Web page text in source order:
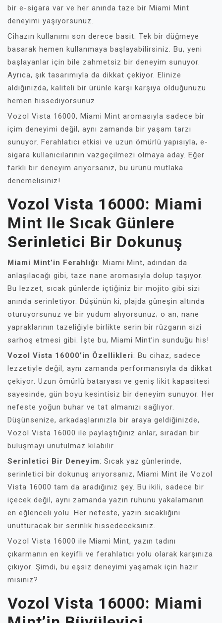
bir e-sigara var ve her anında taze bir Miami Mint
deneyimi yaşıyorsunuz.
Cihazın kullanımı son derece basit. Tek bir düğmeye
basarak hemen kullanmaya başlayabilirsiniz. Bu, yeni
başlayanlar için bile zahmetsiz bir deneyim sunuyor.
Ayrıca, şık tasarımıyla da dikkat çekiyor. Elinize
aldığınızda, kaliteli bir ürünle karşı karşıya olduğunuzu
hemen hissediyorsunuz.
Vozol Vista 16000, Miami Mint aromasıyla sadece bir
içim deneyimi değil, aynı zamanda bir yaşam tarzı
sunuyor. Ferahlatıcı etkisi ve uzun ömürlü yapısıyla, e-
sigara kullanıcılarının vazgeçilmezi olmaya aday. Eğer
farklı bir deneyim arıyorsanız, bu ürünü mutlaka
denemelisiniz!
Vozol Vista 16000: Miami
Mint Ile Sıcak Günlere
Serinletici Bir Dokunuş
Miami Mint’in Ferahlığı: Miami Mint, adından da
anlaşılacağı gibi, taze nane aromasıyla dolup taşıyor.
Bu lezzet, sıcak günlerde içtiğiniz bir mojito gibi sizi
anında serinletiyor. Düşünün ki, plajda güneşin altında
oturuyorsunuz ve bir yudum alıyorsunuz; o an, nane
yapraklarının tazeliğiyle birlikte serin bir rüzgarın sizi
sarhoş etmesi gibi. İşte bu, Miami Mint’in sunduğu his!
Vozol Vista 16000’in Özellikleri: Bu cihaz, sadece
lezzetiyle değil, aynı zamanda performansıyla da dikkat
çekiyor. Uzun ömürlü bataryası ve geniş likit kapasitesi
sayesinde, gün boyu kesintisiz bir deneyim sunuyor. Her
nefeste yoğun buhar ve tat almanızı sağlıyor.
Düşünsenize, arkadaşlarınızla bir araya geldiğinizde,
Vozol Vista 16000 ile paylaştığınız anlar, sıradan bir
buluşmayı unutulmaz kılabilir.
Serinletici Bir Deneyim: Sıcak yaz günlerinde,
serinletici bir dokunuş arıyorsanız, Miami Mint ile Vozol
Vista 16000 tam da aradığınız şey. Bu ikili, sadece bir
içecek değil, aynı zamanda yazın ruhunu yakalamanın
en eğlenceli yolu. Her nefeste, yazın sıcaklığını
unutturacak bir serinlik hissedeceksiniz.
Vozol Vista 16000 ile Miami Mint, yazın tadını
çıkarmanın en keyifli ve ferahlatıcı yolu olarak karşınıza
çıkıyor. Şimdi, bu eşsiz deneyimi yaşamak için hazır
mısınız?
Vozol Vista 16000: Miami